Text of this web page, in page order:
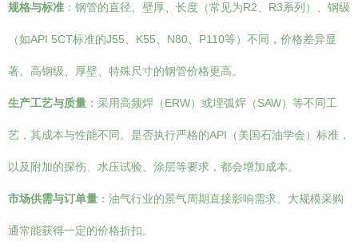
规格与标准 ：钢管的直径、壁厚、长度（常见为R2、R3系列）、钢级
（如API 5CT标准的J55、K55、N80、P110等）不同，价格差异显
著。高钢级、厚壁、特殊尺寸的钢管价格更高。
生产工艺与质量 ：采用高频焊（ERW）或埋弧焊（SAW）等不同工
艺，其成本与性能不同。是否执行严格的API（美国石油学会）标准，
以及附加的探伤、水压试验、涂层等要求，都会增加成本。
市场供需与订单量 ：油气行业的景气周期直接影响需求。大规模采购
通常能获得一定的价格折扣。